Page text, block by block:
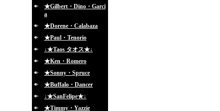
★Gilbert・Dino・Garci
a
★Dorene・Calabaza
★Paul・Tenorio
↓★Taos タオス★↓
★Ken・Romero
★Sonny・Spruce
★Buffalo・Dancer
↓★SanFelipe★↓
★Timmy・Yazzie